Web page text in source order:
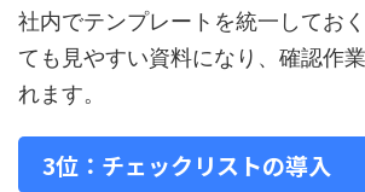
社内でテンプレートを統一してお
ても見やすい資料になり、確認作
れます。
3位：チェックリストの導入